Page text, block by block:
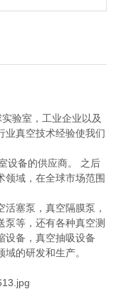
验室，工业企业以及
业真空技术经验使我们
备的供应商。 之后
领域，在全球市场范围
塞泵，真空隔膜泵，
泵等，还有各种真空测
设备，真空抽吸设备
的研发和生产。